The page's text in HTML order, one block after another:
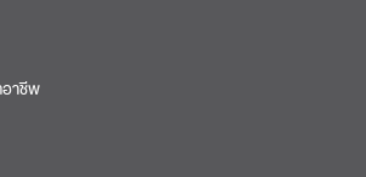
าชีพ